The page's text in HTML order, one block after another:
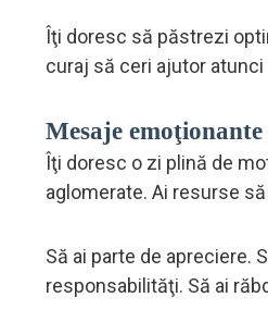
Îţi doresc să păstrezi
curaj să ceri ajutor
Mesaje
Îţi doresc o zi plină de
aglomerate. Ai resurse
Să ai parte de apreciere.
responsabilităţi. Să ai